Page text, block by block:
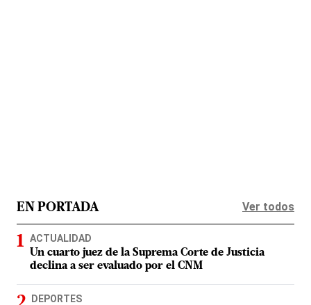
EN PORTADA Ver todos
ACTUALIDAD
Un cuarto juez de la Suprema Corte de Justicia
declina a ser evaluado por el CNM
DEPORTES